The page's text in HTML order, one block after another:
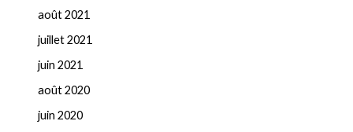
août 2021
juillet 2021
juin 2021
août 2020
juin 2020